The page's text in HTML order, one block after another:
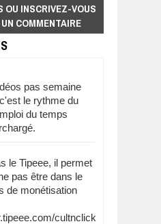
OU INSCRIVEZ-VOUS
COMMENTAIRE
pas semaine
le rythme du
du temps
le Tipeee, il permet
pas être dans le
de monétisation
cultnclick